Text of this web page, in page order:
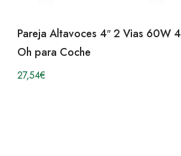
Pareja Altavoces 4″ 2 Vias 60W 4
Oh para Coche
27,54€